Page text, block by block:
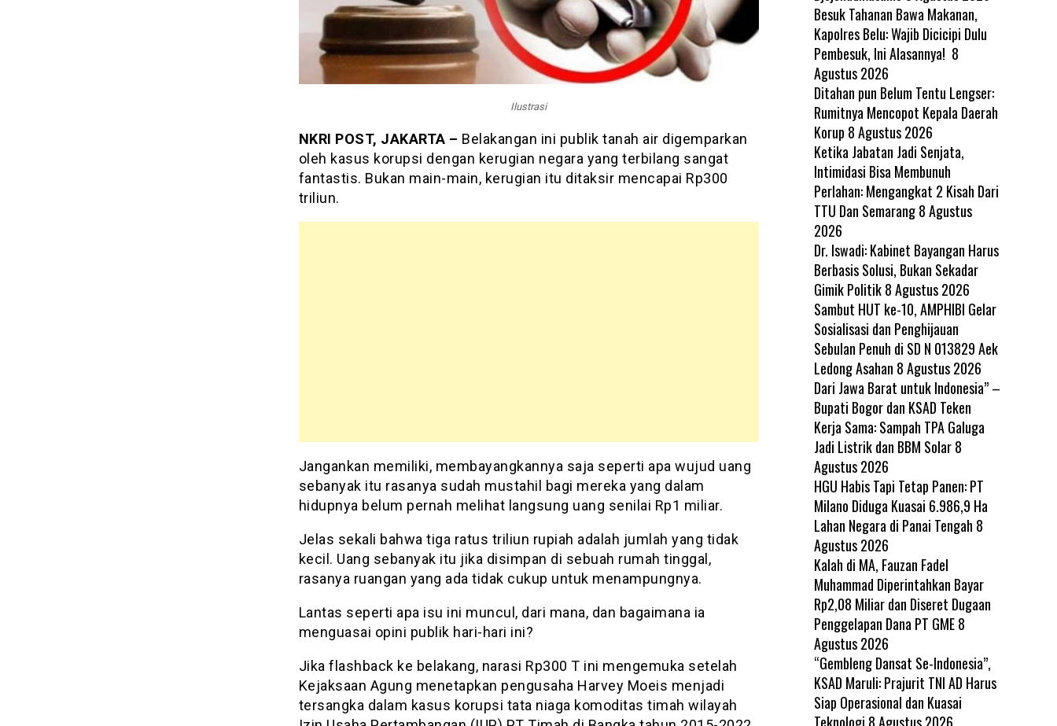
Ilustrasi
NKRI POST, JAKARTA – Belakangan ini publik tanah air digemparkan
oleh kasus korupsi dengan kerugian negara yang terbilang sangat
fantastis. Bukan main-main, kerugian itu ditaksir mencapai Rp300
triliun.
Jangankan memiliki, membayangkannya saja seperti apa wujud uang
sebanyak itu rasanya sudah mustahil bagi mereka yang dalam
hidupnya belum pernah melihat langsung uang senilai Rp1 miliar.
Jelas sekali bahwa tiga ratus triliun rupiah adalah jumlah yang tidak
kecil. Uang sebanyak itu jika disimpan di sebuah rumah tinggal,
rasanya ruangan yang ada tidak cukup untuk menampungnya.
Lantas seperti apa isu ini muncul, dari mana, dan bagaimana ia
menguasai opini publik hari-hari ini?
Jika flashback ke belakang, narasi Rp300 T ini mengemuka setelah
Kejaksaan Agung menetapkan pengusaha Harvey Moeis menjadi
tersangka dalam kasus korupsi tata niaga komoditas timah wilayah
Besuk Tahanan Bawa Makanan,
Kapolres Belu: Wajib Dicicipi Dulu
Pembesuk, Ini Alasannya! 8
Agustus 2026
Ditahan pun Belum Tentu Lengser:
Rumitnya Mencopot Kepala Daerah
Korup 8 Agustus 2026
Ketika Jabatan Jadi Senjata,
Intimidasi Bisa Membunuh
Perlahan: Mengangkat 2 Kisah Dari
TTU Dan Semarang 8 Agustus
2026
Dr. Iswadi: Kabinet Bayangan Harus
Berbasis Solusi, Bukan Sekadar
Gimik Politik 8 Agustus 2026
Sambut HUT ke-10, AMPHIBI Gelar
Sosialisasi dan Penghijauan
Sebulan Penuh di SD N 013829 Aek
Ledong Asahan 8 Agustus 2026
Dari Jawa Barat untuk Indonesia” –
Bupati Bogor dan KSAD Teken
Kerja Sama: Sampah TPA Galuga
Jadi Listrik dan BBM Solar 8
Agustus 2026
HGU Habis Tapi Tetap Panen: PT
Milano Diduga Kuasai 6.986,9 Ha
Lahan Negara di Panai Tengah 8
Agustus 2026
Kalah di MA, Fauzan Fadel
Muhammad Diperintahkan Bayar
Rp2,08 Miliar dan Diseret Dugaan
Penggelapan Dana PT GME 8
Agustus 2026
“Gembleng Dansat Se-Indonesia”,
KSAD Maruli: Prajurit TNI AD Harus
Siap Operasional dan Kuasai
Teknologi 8 Agustus 2026